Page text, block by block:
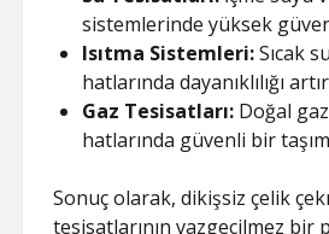
sistemlerinde yüksek
Isıtma Sistemleri:Sıcak
hatlarında dayanıklılığı
Gaz Tesisatları: Doğal
hatlarında güvenli bir
Sonuç olarak, dikişsiz çelik
tesisatlarının vazgeçilmez bir